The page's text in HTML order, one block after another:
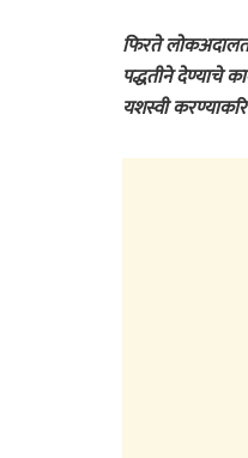
फिरते
पद्धतीने देण्याचे
यशस्वी